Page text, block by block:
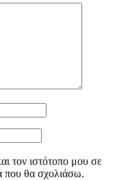
τον ιστότοπο μου σε
που θα σχολιάσω.